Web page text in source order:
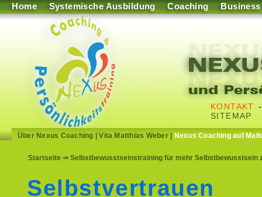
Home Systemische Ausbildung Coaching Business
KONTAKT
SITEMAP
Über Nexus Coaching |Vita Matthias Weber| Nexus Coaching auf
Startseite ⇒ Selbstbewusstseinstraining für mehr Selbstbewusstsein
Selbstvertrauen